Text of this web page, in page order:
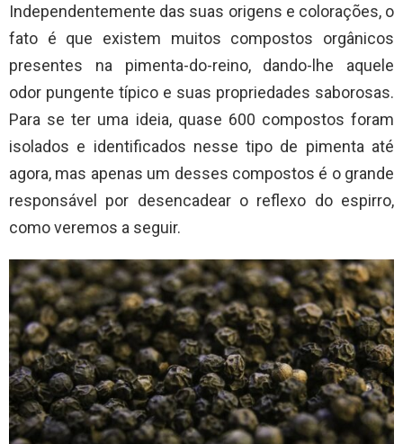
Independentemente das suas origens e colorações, o
fato é que existem muitos compostos orgânicos
presentes na pimenta-do-reino, dando-lhe aquele
odor pungente típico e suas propriedades saborosas.
Para se ter uma ideia, quase 600 compostos foram
isolados e identificados nesse tipo de pimenta até
agora, mas apenas um desses compostos é o grande
responsável por desencadear o reflexo do espirro,
como veremos a seguir.